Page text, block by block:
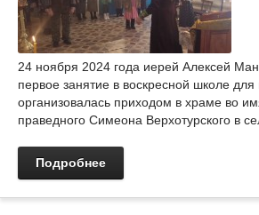
24 ноября 2024 года иерей Алексей
первое занятие в воскресной школе для
организовалась приходом в храме во
праведного Симеона Верхотурского в
Подробнее